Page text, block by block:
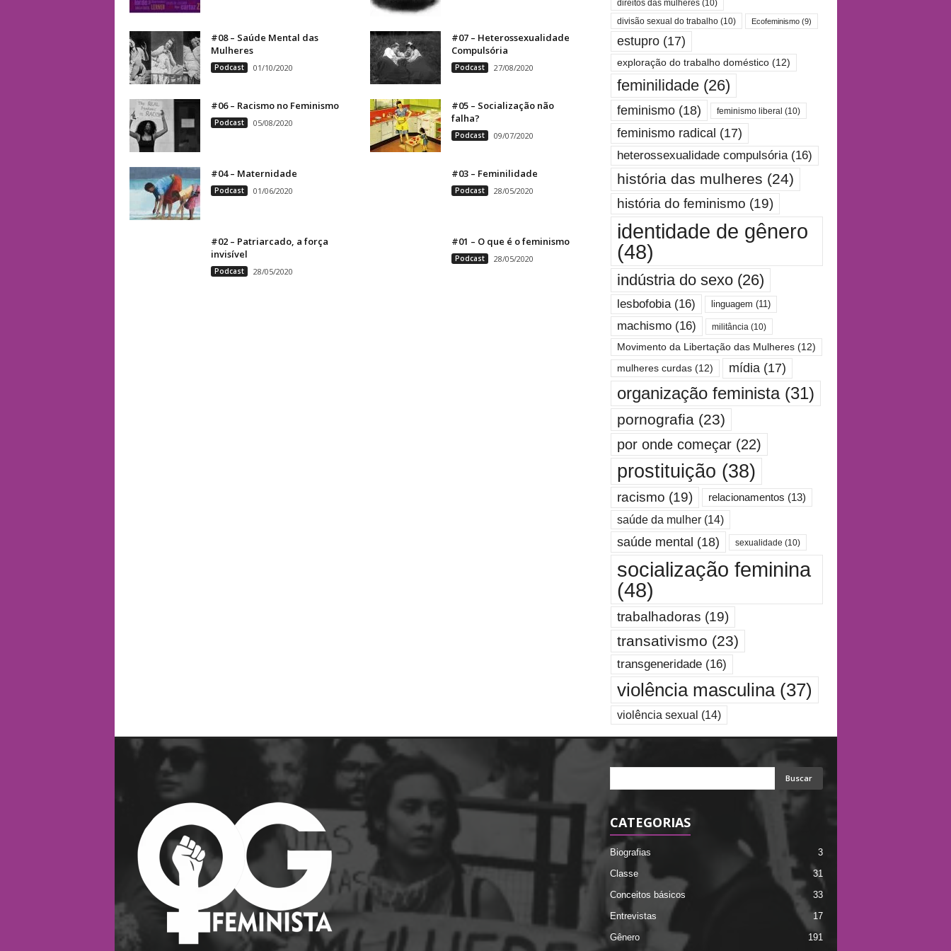
#08 – Saúde Mental das
Mulheres
Podcast 01/10/2020
#07 – Heterossexualidade
Compulsória
Podcast 27/08/2020
#06 – Racismo no Feminismo
Podcast 05/08/2020
#05 – Socialização não
falha?
Podcast 09/07/2020
#04 – Maternidade
Podcast 01/06/2020
#03 – Feminilidade
Podcast 28/05/2020
#02 – Patriarcado, a força
invisível
Podcast 28/05/2020
#01 – O que é o feminismo
Podcast 28/05/2020
direitos das mulheres(10)
divisão sexual do trabalho(10) Ecofeminismo(9)
estupro(17)
exploração do trabalho doméstico(12)
feminilidade(26)
feminismo(18) feminismo liberal (10)
feminismo radical (17)
heterossexualidade compulsória(16)
história das mulheres (24)
história do feminismo (19)
identidade de gênero
(48)
indústria do sexo(26)
lesbofobia(16) linguagem (11)
machismo(16) militância (10)
Movimento da Libertação das Mulheres(12)
mulheres curdas(12) mídia(17)
organização feminista(31)
pornografia(23)
por onde começar(22)
prostituição (38)
racismo (19) relacionamentos (13)
saúde da mulher(14)
saúde mental (18) sexualidade (10)
socialização feminina
(48)
trabalhadoras (19)
transativismo (23)
transgeneridade(16)
violência masculina(37)
violência sexual (14)
CATEGORIAS
Biografias
3
Classe
31
Conceitos básicos
33
Entrevistas
17
Gênero
191